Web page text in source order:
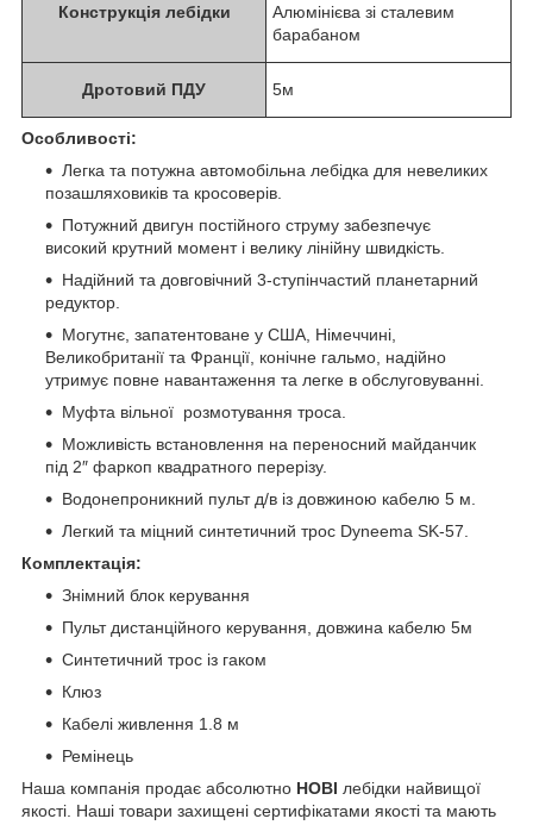
Конструкція лебідки
Алюмінієва зі сталевим
барабаном
Дротовий ПДУ 5м
Особливості:
Легка та потужна автомобільна лебідка для невеликих
позашляховиків та кросоверів.
Потужний двигун постійного струму забезпечує
високий крутний момент і велику лінійну швидкість.
Надійний та довговічний 3-ступінчастий планетарний
редуктор.
Могутнє, запатентоване у США, Німеччині,
Великобританії та Франції, конічне гальмо, надійно
утримує повне навантаження та легке в обслуговуванні.
Муфта вільної розмотування троса.
Можливість встановлення на переносний майданчик
під 2″ фаркоп квадратного перерізу.
Водонепроникний пульт д/в із довжиною кабелю 5 м.
Легкий та міцний синтетичний трос Dyneema SK-57.
Комплектація:
Знімний блок керування
Пульт дистанційного керування, довжина кабелю 5м
Синтетичний трос із гаком
Клюз
Кабелі живлення 1.8 м
Ремінець
Наша компанія продає абсолютно НОВІ лебідки найвищої
якості. Наші товари захищені сертифікатами якості та мають